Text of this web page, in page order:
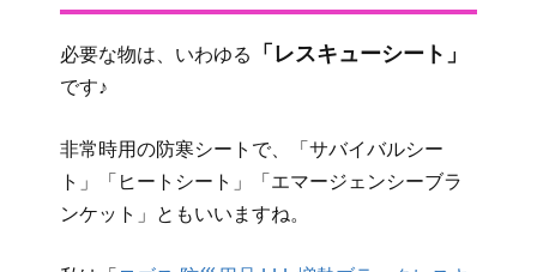
必要な物は、いわゆる 「レスキューシート」
です♪
非常時用の防寒シートで、「サバイバルシー
ト」「ヒートシート」「エマージェンシーブラ
ンケット」ともいいますね。